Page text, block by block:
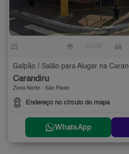
Galpão / Salão para Alugar na
Carandiru
Zona Norte - São Paulo
Endereço no círculo do mapa
WhatsApp